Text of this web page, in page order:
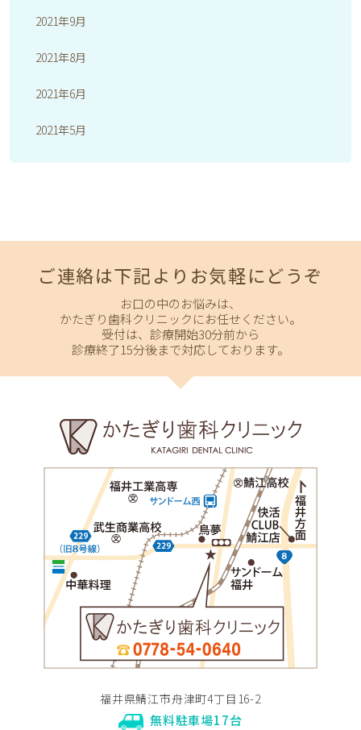
2021年9月
2021年8月
2021年6月
2021年5月
ご連絡は下記よりお気軽にどうぞ
お口の中のお悩みは、
かたぎり歯科クリニックにお任せください。
受付は、診療開始30分前から
診療終了15分後まで対応しております。
福井県鯖江市舟津町4丁目16-2
無料駐車場17台